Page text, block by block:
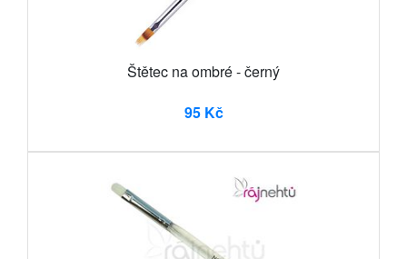
Štětec na ombré - černý
95 Kč